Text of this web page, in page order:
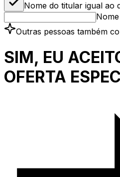
Nome do titular igual ao
Outras pessoas também
SIM, EU
OFERTA